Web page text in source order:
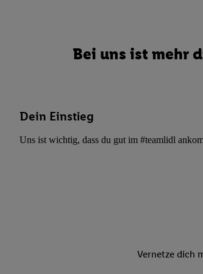
Bei uns ist mehr
Dein Einstieg
Uns ist wichtig, dass du gut im #teamlidl
Vernetze dich